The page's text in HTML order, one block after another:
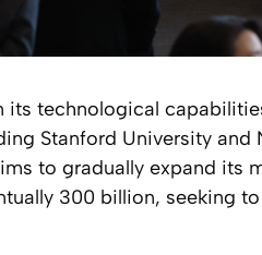
its technological
Stanford University and
to gradually expand its
300 billion, seeking